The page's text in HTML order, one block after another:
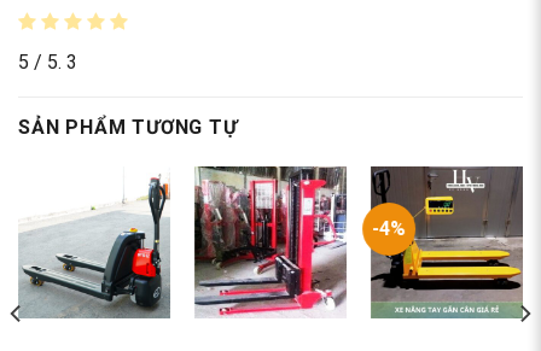
5 / 5. 3
SẢN PHẨM TƯƠNG TỰ
-4%